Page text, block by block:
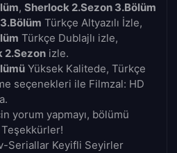
, Sherlock 2.Sezon 3.Bölüm
Türkçe Altyazılı İzle,
Türkçe Dublajlı izle,
2.Sezon izle.
Yüksek Kalitede, Türkçe
seçenekleri ile Filmzal: HD
yorum yapmayı, bölümü
Seriallar Keyifli Seyirler